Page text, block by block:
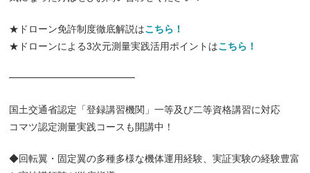
★ドローン免許制度徹底解説はこちら！
★ドローンによる3次元測量実践活用ポイントはこちら！
━━━━━━━━━━━━━
国土交通省認定「登録講習機関」一等及び二等資格講習に対応
コマツ認定測量実践コースも開講中！
◆回転翼・固定翼の多種多様な機体運用経験、実証実験の経験豊富